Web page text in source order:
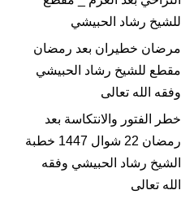
للشيخ رشاد الحبيشي
مرضان خطيران بعد رمضان
مقطع للشيخ رشاد الحبيشي
وفقه الله تعالى
خطر الفتور والانتكاسة بعد
رمضان 22 شوال 1447 خطبة
الشيخ رشاد الحبيشي وفقه
الله تعالى